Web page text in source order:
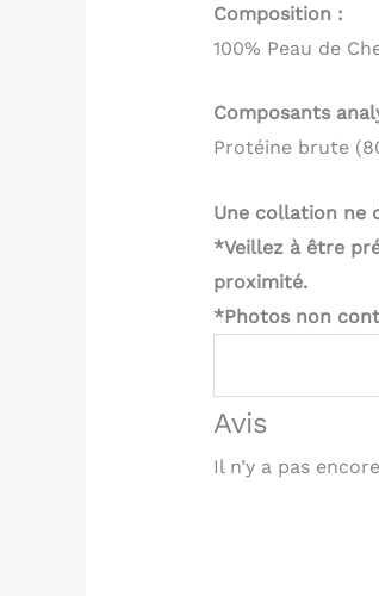
Composition :
100% Peau de
Composants
Protéine brute
Une collation ne
*Veillez à être
proximité.
*Photos non
Avis
Il n’y a pas